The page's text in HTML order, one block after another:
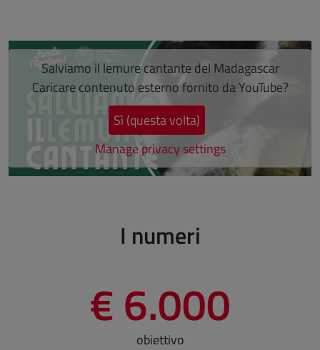
Salta lo slider
Salviamo il lemure cantante del Madagascar
Caricare contenuto esterno fornito daYouTube?
Sì (questa volta)
Manage privacy settings
I numeri
€ 6.000
obiettivo